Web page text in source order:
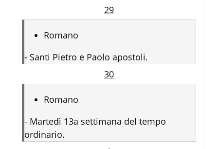
29
Romano
- Santi Pietro e Paolo apostoli.
30
Romano
- Martedì 13a settimana del tempo
ordinario.